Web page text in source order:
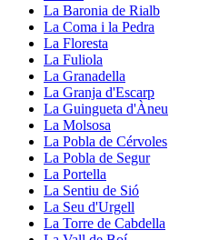
La Baronia de Rialb
La Coma i la Pedra
La Floresta
La Fuliola
La Granadella
La Granja d'Escarp
La Guingueta d'Àneu
La Molsosa
La Pobla de Cérvoles
La Pobla de Segur
La Portella
La Sentiu de Sió
La Seu d'Urgell
La Torre de Cabdella